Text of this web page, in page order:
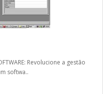
Revolucione a gestão
softwa..